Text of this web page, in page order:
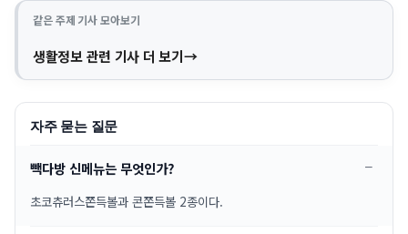
같은 주제 기사 모아보기
생활정보 관련 기사 더 보기
자주 묻는 질문
빽다방 신메뉴는 무엇인가?
초코츄러스쫀득볼과 콘쫀득볼 2종이다.